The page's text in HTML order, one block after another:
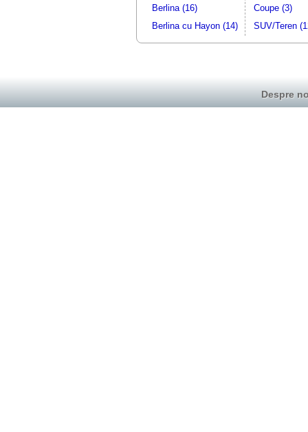
Berlina (16)
Berlina cu Hayon (14)
Coupe (3)
SUV/Teren
Despre